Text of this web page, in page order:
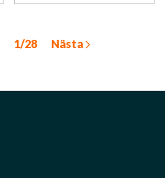
1/28 Nästa